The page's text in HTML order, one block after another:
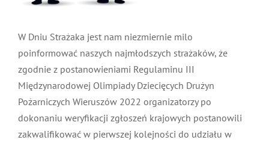
Media
OTWP
Orkiestry
Sport
Floriany
Historia
Forum
Poradnik
Sklep
W Dniu Strażaka jest nam niezmiernie milo
poinformować naszych najmłodszych strażaków, że
zgodnie z postanowieniami Regulaminu III
Międzynarodowej Olimpiady Dziecięcych Drużyn
Pożarniczych Wieruszów 2022 organizatorzy po
dokonaniu weryfikacji zgłoszeń krajowych postanowili
zakwalifikować w pierwszej kolejności do udziału w